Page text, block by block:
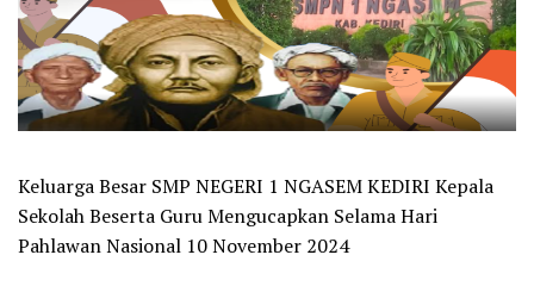
Keluarga Besar SMP NEGERI 1 NGASEM KEDIRI Kepala
Sekolah Beserta Guru Mengucapkan Selama Hari
Pahlawan Nasional 10 November 2024